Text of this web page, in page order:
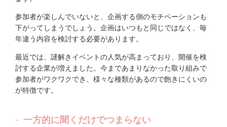
参加者が楽しんでいないと、企画する側のモチベーションも
下がってしまうでしょう。企画はいつもと同じではなく、毎
年違う内容を検討する必要があります。
最近では、謎解きイベントの人気が高まっており、開催を検
討する企業が増えました。今まであまりなかった取り組みで
参加者がワクワクでき、様々な種類があるので飽きにくいの
が特徴です。
一方的に聞くだけでつまらない